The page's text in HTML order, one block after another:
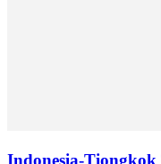
Indonesia-Tiongkok